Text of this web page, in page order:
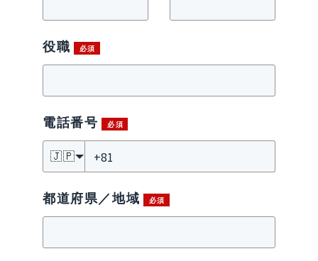
役職
電話番号
🇯🇵
都道府県／地域